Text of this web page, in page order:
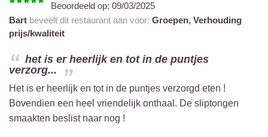
Beoordeeld op: 09/03/2025
Bart beveelt dit restaurant aan voor: Groepen, Verhouding
prijs/kwaliteit
het is er heerlijk en tot in de puntjes
verzorg...
Het is er heerlijk en tot in de puntjes verzorgd eten !
Bovendien een heel vriendelijk onthaal. De sliptongen
smaakten beslist naar nog !